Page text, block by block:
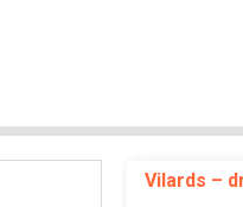
Vilards –